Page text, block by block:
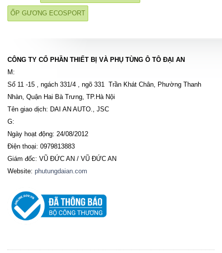
ỐP GƯƠNG ECOSPORT
CÔNG TY CỔ PHẦN THIẾT BỊ VÀ PHỤ TÙNG Ô TÔ ĐẠI AN
M:
Số 11 -15 , ngách 331/4 , ngõ 331 Trần Khát Chân, Phường Thanh
Nhàn, Quận Hai Bà Trưng, TP.Hà Nội
Tên giao dịch: DAI AN AUTO., JSC
G:
Ngày hoạt động: 24/08/2012
Điện thoại: 0979813883
Giám đốc: VŨ ĐỨC AN / VŨ ĐỨC AN
Website: phutungdaian.com